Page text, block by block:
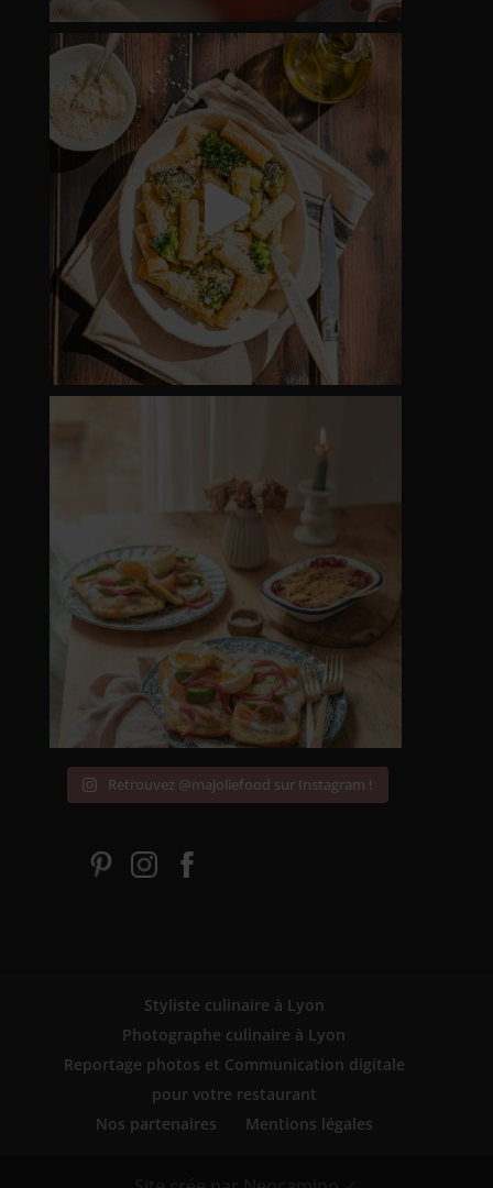
Retrouvez @majoliefood sur Instagram !
Styliste culinaire à Lyon
Photographe culinaire à Lyon
Reportage photos et Communication digitale
pour votre restaurant
Nos partenaires
Mentions légales